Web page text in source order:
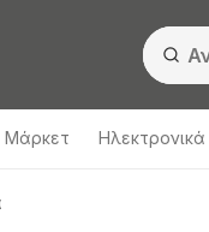
Μάρκετ Hλεκτρονικά